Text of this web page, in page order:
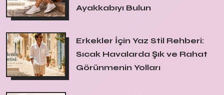
Ayakkabıyı Bulun
Erkekler İçin Yaz Stil Rehberi:
Sıcak Havalarda Şık ve Rahat
Görünmenin Yolları